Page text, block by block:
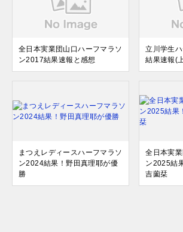
全日本実業団山口ハーフマラソ
ン2017結果速報と感想
立川学生
結果速報(
まつえレディースハーフマラソ
ン2024結果！野田真理耶が優
勝
全日本実
ン2025結
吉薗栞